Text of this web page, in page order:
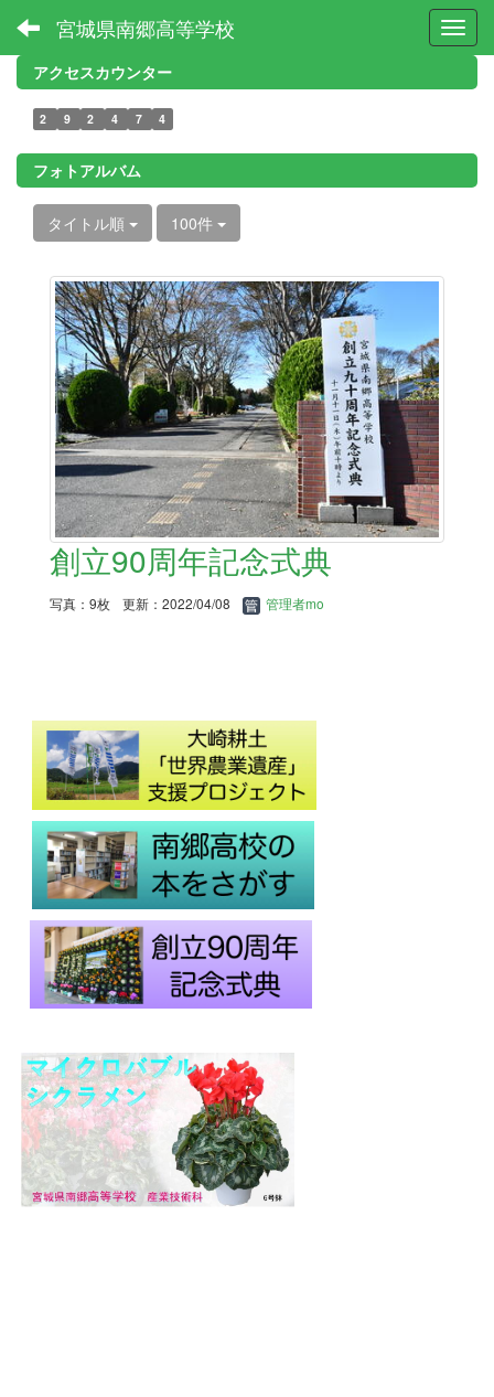
宮城県南郷高等学校
アクセスカウンター
2 9 2 4 7 4
フォトアルバム
タイトル順 100件
創立90周年記念式典
写真：9枚 更新：2022/04/08 管理者mo